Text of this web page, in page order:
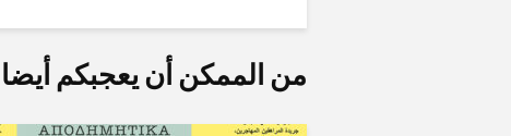
من الممكن أن يعجبكم أيضا